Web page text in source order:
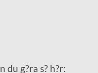
du g?ra s? h?r: